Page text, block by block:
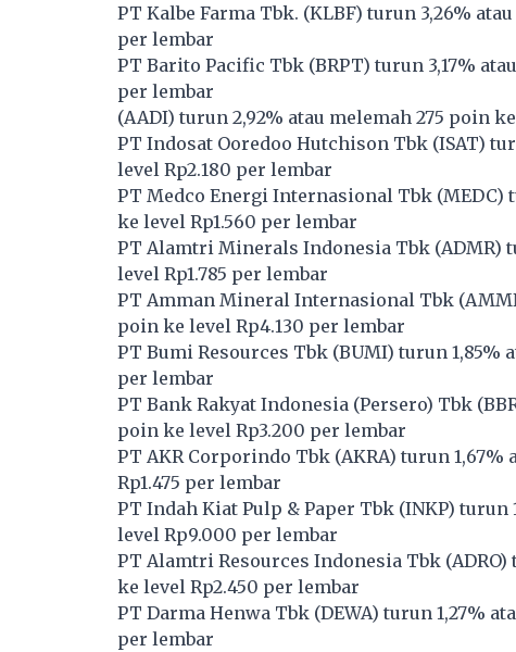
PT Kalbe Farma Tbk. (KLBF) turun 3,26%
per lembar
PT Barito Pacific Tbk (BRPT) turun 3,17%
per lembar
(AADI) turun 2,92% atau melemah 275 poin
PT Indosat Ooredoo Hutchison Tbk (ISAT)
level Rp2.180 per lembar
PT Medco Energi Internasional Tbk (MEDC)
ke level Rp1.560 per lembar
PT Alamtri Minerals Indonesia Tbk (ADMR)
level Rp1.785 per lembar
PT Amman Mineral Internasional Tbk (
poin ke level Rp4.130 per lembar
PT Bumi Resources Tbk (BUMI) turun 1,85%
per lembar
PT Bank Rakyat Indonesia (Persero) Tbk (
poin ke level Rp3.200 per lembar
PT AKR Corporindo Tbk (AKRA) turun 1,67%
Rp1.475 per lembar
PT Indah Kiat Pulp & Paper Tbk (INKP) turun
level Rp9.000 per lembar
PT Alamtri Resources Indonesia Tbk (ADRO)
ke level Rp2.450 per lembar
PT Darma Henwa Tbk (DEWA) turun 1,27%
per lembar